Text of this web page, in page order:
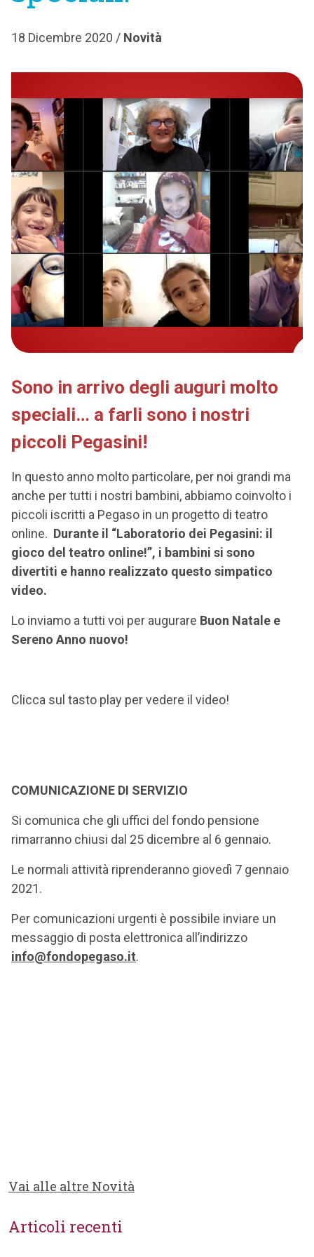
18 Dicembre 2020 / Novità
Sono in arrivo degli auguri molto
speciali… a farli sono i nostri
piccoli Pegasini!
In questo anno molto particolare, per noi grandi ma
anche per tutti i nostri bambini, abbiamo coinvolto i
piccoli iscritti a Pegaso in un progetto di teatro
online. Durante il “Laboratorio dei Pegasini: il
gioco del teatro online!”, i bambini si sono
divertiti e hanno realizzato questo simpatico
video.
Lo inviamo a tutti voi per augurare Buon Natale e
Sereno Anno nuovo!
Clicca sul tasto play per vedere il video!
COMUNICAZIONE DI SERVIZIO
Si comunica che gli uffici del fondo pensione
rimarranno chiusi dal 25 dicembre al 6 gennaio.
Le normali attività riprenderanno giovedì 7 gennaio
2021.
Per comunicazioni urgenti è possibile inviare un
messaggio di posta elettronica all’indirizzo
info@fondopegaso.it.
Vai alle altre Novità
Articoli recenti